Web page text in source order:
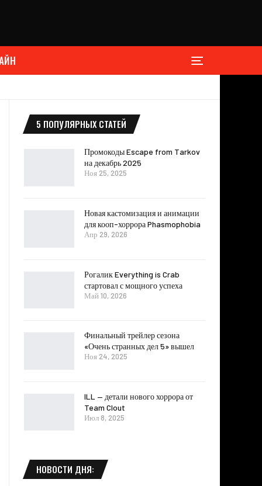
5 ПОПУЛЯРНЫХ СТАТЕЙ
Промокоды Escape from Tarkov
на декабрь 2025
Ноя 25, 2025
Новая кастомизация и анимации
для кооп-хоррора Phasmophobia
Апр 29, 2026
Рогалик Everything is Crab
стартовал с мощного успеха
Май 10, 2026
Финальный трейлер сезона
«Очень странных дел 5» вышел
Ноя 24, 2025
ILL — детали нового хоррора от
Team Clout
Июл 8, 2025
НОВОСТИ ДНЯ: